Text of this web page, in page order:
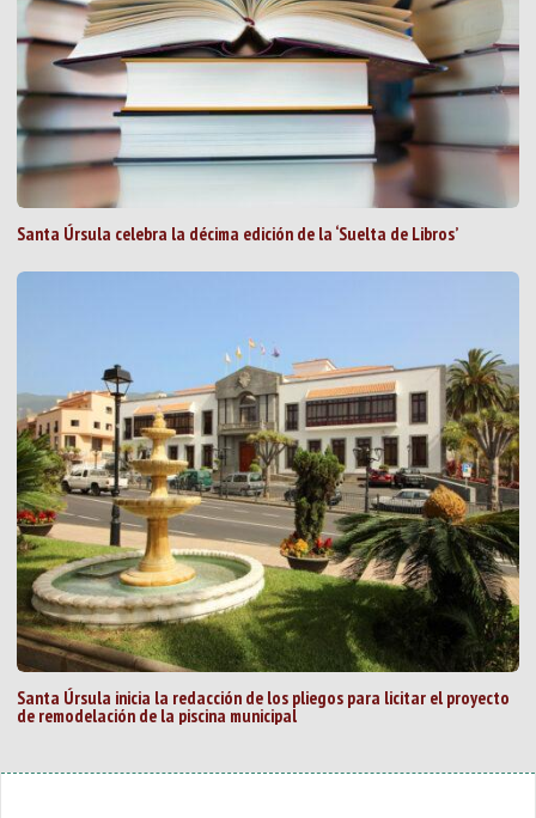
Santa Úrsula celebra la décima edición de la ‘Suelta de Libros’
Santa Úrsula inicia la redacción de los pliegos para licitar el proyecto
de remodelación de la piscina municipal